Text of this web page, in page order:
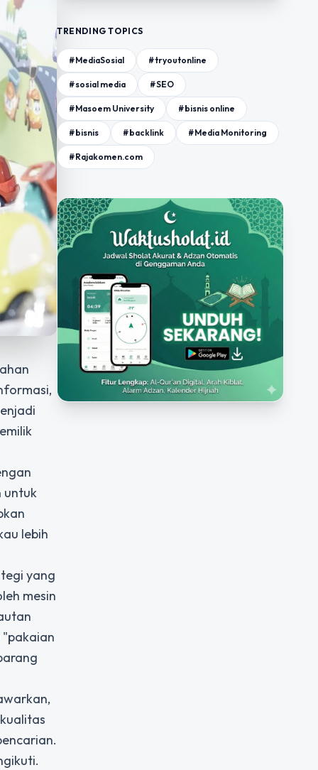
untuk
lebih
yang
mesin
"pakaian
TRENDING TOPICS
#MediaSosial #tryoutonline
#sosial media #SEO
#Masoem University #bisnis online
#bisnis #backlink #Media Monitoring
#Rajakomen.com